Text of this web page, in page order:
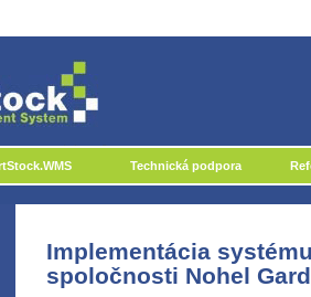
Technická podpora
Implementácia
spoločnosti Nohel